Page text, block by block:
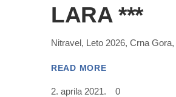
LARA ***
Nitravel, Leto 2026, Crna
READ MORE
2. aprila 2021. 0